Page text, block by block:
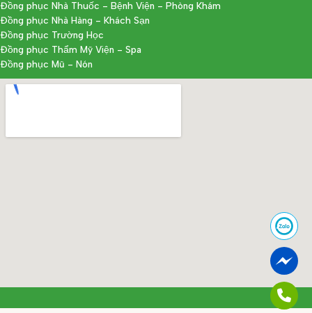
Đồng phục Nhà Thuốc - Bệnh Viện - Phòng Khám
Đồng phục Nhà Hàng - Khách Sạn
Đồng phục Trường Học
Đồng phục Thẩm Mỹ Viện - Spa
Đồng phục Mũ - Nón